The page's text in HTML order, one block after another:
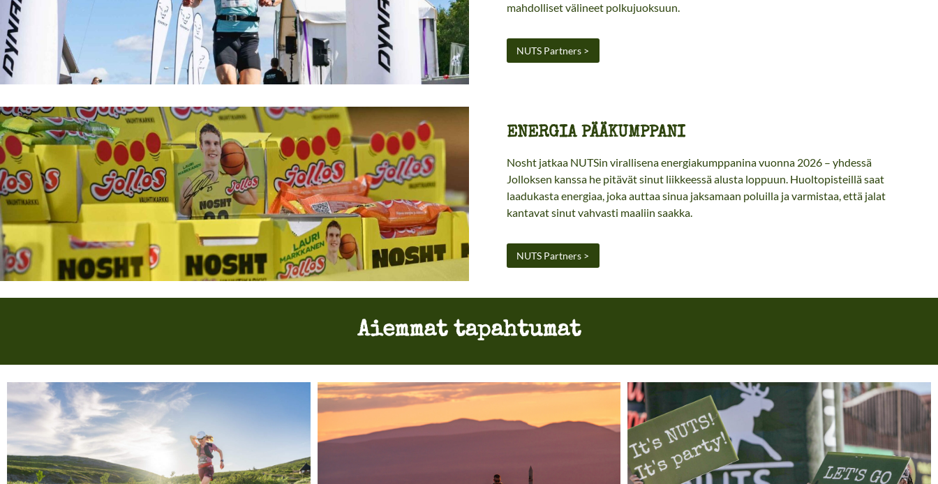
mahdolliset välineet polkujuoksuun.
NUTS Partners >
ENERGIA PÄÄKUMPPANI
Nosht jatkaa NUTSin virallisena energiakumppanina vuonna 2026 – yhdessä
Jolloksen kanssa he pitävät sinut liikkeessä alusta loppuun. Huoltopisteillä saat
laadukasta energiaa, joka auttaa sinua jaksamaan poluilla ja varmistaa, että jalat
kantavat sinut vahvasti maaliin saakka.
NUTS Partners >
Aiemmat tapahtumat